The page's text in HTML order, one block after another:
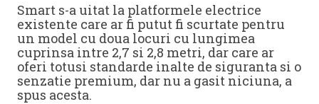
Smart s-a uitat la platformele electrice
existente care ar fi putut fi scurtate pentru
un model cu doua locuri cu lungimea
cuprinsa intre 2,7 si 2,8 metri, dar care ar
oferi totusi standarde inalte de siguranta si o
senzatie premium, dar nu a gasit niciuna, a
spus acesta.